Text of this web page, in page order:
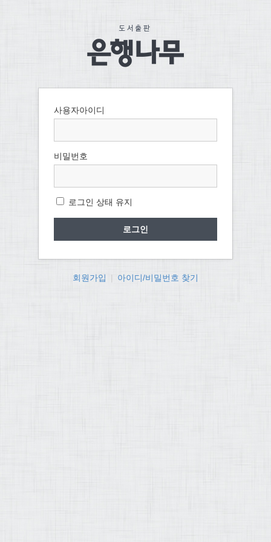
사용자아이디
비밀번호
로그인 상태 유지
회원가입 아이디/비밀번호 찾기